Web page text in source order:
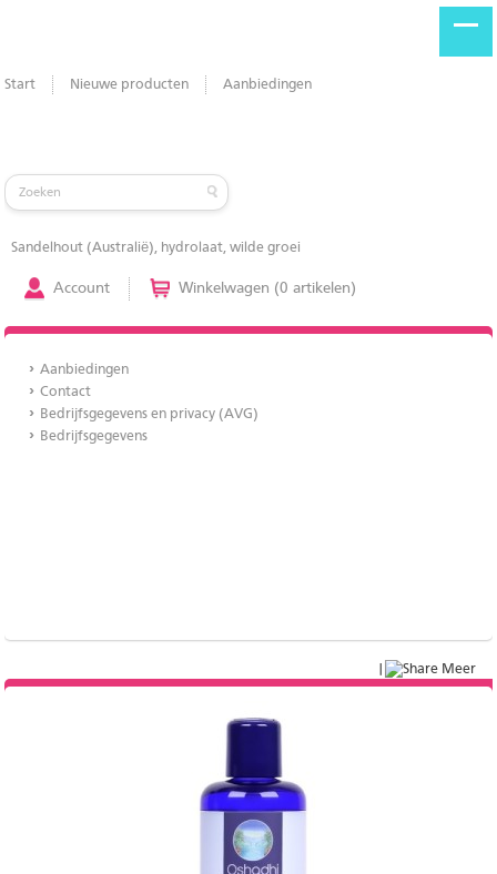
Start Nieuwe producten Aanbiedingen
Sandelhout (Australië), hydrolaat, wilde groei
Account Winkelwagen (0 artikelen)
Aanbiedingen
Contact
Bedrijfsgegevens en privacy (AVG)
Bedrijfsgegevens
Meer